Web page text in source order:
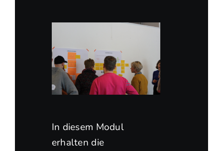
In diesem Modul
erhalten die